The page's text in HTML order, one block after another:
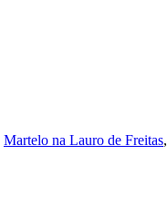
Martelo na Lauro de Freitas,